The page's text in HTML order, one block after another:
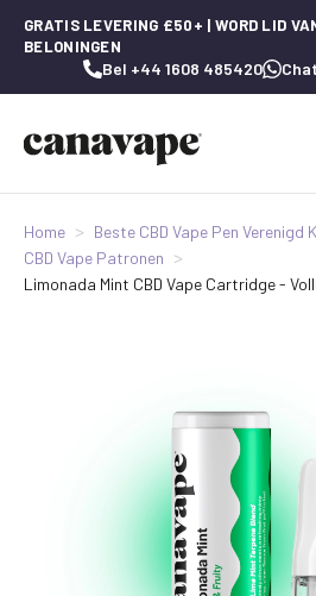
GRATIS LEVERING £50+ | WORD LID
BELONINGEN
Bel +44 1608 485420
Home
Beste CBD Vape Pen Verenigd
CBD Vape Patronen
Limonada Mint CBD Vape Cartridge -